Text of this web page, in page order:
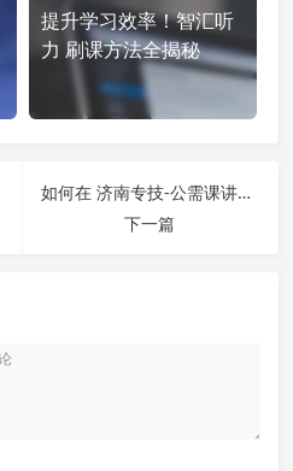
提升学习效率！智汇听
力 刷课方法全揭秘
如何在 济南专技-公需课讲堂-221.214.69.254 http://221.214.69.254:9090/ 平台快速完成学习任务？
下一篇